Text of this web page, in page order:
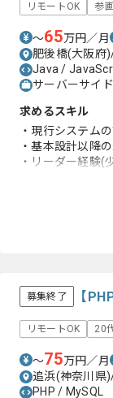
リモートOK 参
〜65万円／月
肥後橋(大阪府
Java /
サーバーサイ
求めるスキル
・現行システム
・基本設計以降
・リーダー経験(
募集終了 【
リモートOK 20
〜75万円／月
追浜(神奈川県
PHP / MySQL